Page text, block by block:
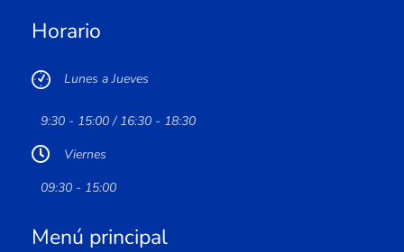
Horario
Lunes a Jueves
9:30 - 15:00 / 16:30 - 18:30
Viernes
09:30 - 15:00
Menú principal